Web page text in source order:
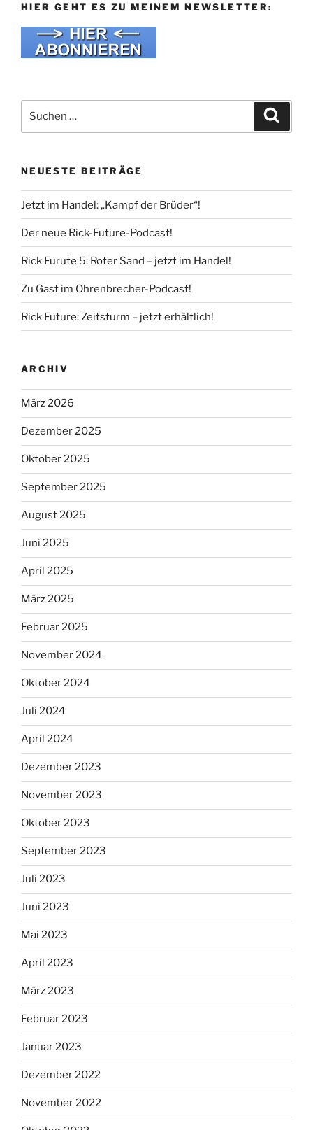
HIER GEHT ES ZU MEINEM NEWSLETTER:
nach:
NEUESTE BEITRÄGE
Jetzt im Handel: „Kampf der Brüder“!
Der neue Rick-Future-Podcast!
Rick Furute 5: Roter Sand – jetzt im Handel!
Zu Gast im Ohrenbrecher-Podcast!
Rick Future: Zeitsturm – jetzt erhältlich!
ARCHIV
März 2026
Dezember 2025
Oktober 2025
September 2025
August 2025
Juni 2025
April 2025
März 2025
Februar 2025
November 2024
Oktober 2024
Juli 2024
April 2024
Dezember 2023
November 2023
Oktober 2023
September 2023
Juli 2023
Juni 2023
Mai 2023
April 2023
März 2023
Februar 2023
Januar 2023
Dezember 2022
November 2022